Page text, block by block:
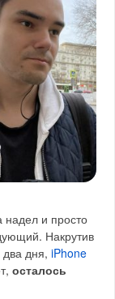
надел и просто
Накрутив
два дня,iPhone
осталось